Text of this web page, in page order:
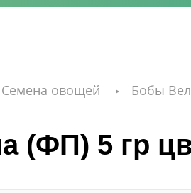
Семена овощей Бобы
(ФП) 5 гр